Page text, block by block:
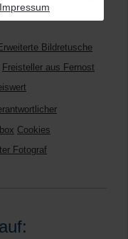
Bildretusche
Freisteller aus Fernost
Cookies
Fotograf
Impressum